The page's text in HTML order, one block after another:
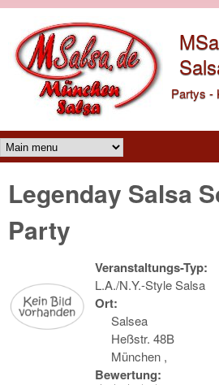
Partys -
Main menu
Legenday Salsa
Party
Veranstaltungs-Typ:
L.A./N.Y.-Style Salsa
Ort:
Salsea
Heßstr. 48B
München ,
Bewertung: